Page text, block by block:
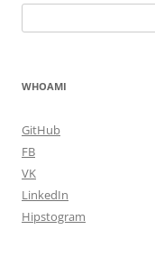
for:
WHOAMI
GitHub
FB
VK
LinkedIn
Hipstogram